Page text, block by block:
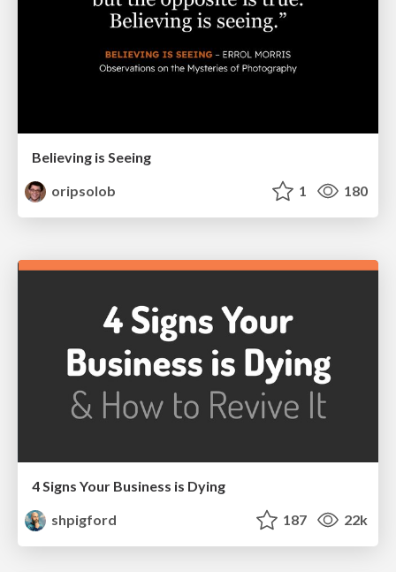
Believing is Seeing
oripsolob
1 180
4 Signs Your Business is Dying
shpigford
187 22k